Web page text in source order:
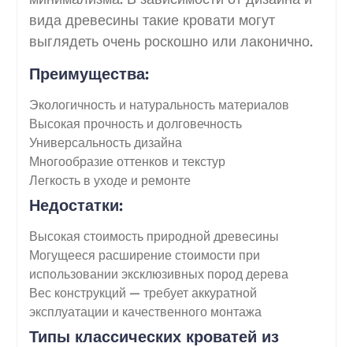
вида древесины такие кровати могут
выглядеть очень роскошно или лаконично.
Преимущества:
Экологичность и натуральность материалов
Высокая прочность и долговечность
Универсальность дизайна
Многообразие оттенков и текстур
Легкость в уходе и ремонте
Недостатки:
Высокая стоимость природной древесины
Могущееся расширение стоимости при
использовании эксклюзивных пород дерева
Вес конструкций — требует аккуратной
эксплуатации и качественного монтажа
Типы классических кроватей из